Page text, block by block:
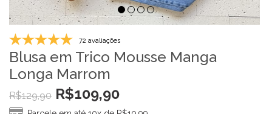
72 avaliações
Blusa em Trico Mousse Manga
Longa Marrom
R$129,90 R$109,90